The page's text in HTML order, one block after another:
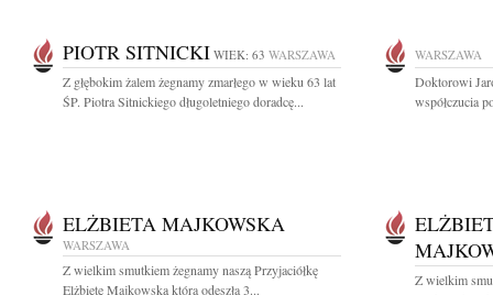
PIOTR SITNICKI WIEK: 63 WARSZAWA
Z głębokim żalem żegnamy zmarłego w wieku 63 lat
ŚP. Piotra Sitnickiego długoletniego doradcę...
WARSZAWA
Doktorowi
współczucia
ELŻBIETA MAJKOWSKA
WARSZAWA
Z wielkim smutkiem żegnamy naszą Przyjaciółkę
Elżbietę Majkowską która odeszła 3...
Z wielkim